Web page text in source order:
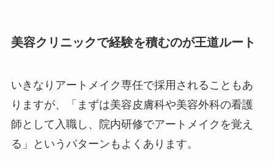
美容クリニックで経験を積むのが王道ルート
いきなりアートメイク専任で採用されることもあ
りますが、「まずは美容皮膚科や美容外科の看護
師として入職し、院内研修でアートメイクを覚え
る」というパターンもよくあります。